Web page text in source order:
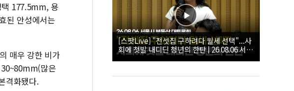
택 177.5mm, 용
된 안성에서는
매우 강한 비가
많은
격화됐다.
[스팟Live] "전셋집 구하려다 월세 선택"...사
회에 첫발 내디딘 청년의 한탄 | 26.08.06 서울
시 부동산 대토론회